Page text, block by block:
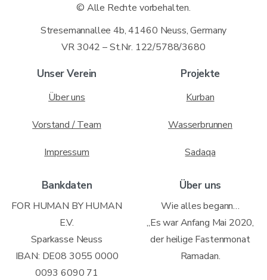
© Alle Rechte vorbehalten.
Stresemannallee 4b, 41460 Neuss, Germany
VR 3042 – St.Nr. 122/5788/3680
Unser Verein
Über uns
Vorstand / Team
Impressum
Projekte
Kurban
Wasserbrunnen
Sadaqa
Bankdaten
FOR HUMAN BY HUMAN
E.V.
Sparkasse Neuss
IBAN: DE08 3055 0000
0093 6090 71
Über uns
Wie alles begann…
„Es war Anfang Mai 2020,
der heilige Fastenmonat
Ramadan.